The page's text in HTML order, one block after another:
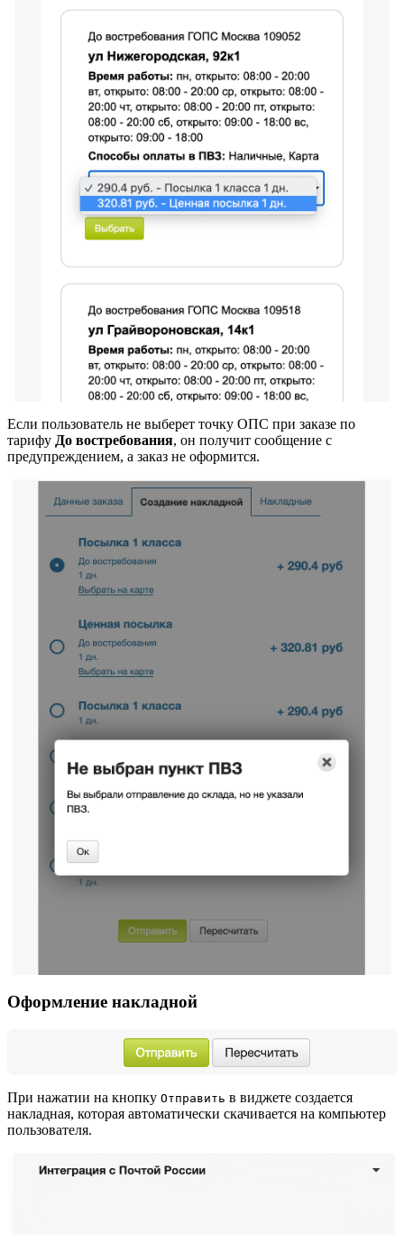
Если пользователь не выберет точку ОПС при заказе по
тарифу До востребования, он получит сообщение с
предупреждением, а заказ не оформится.
Оформление накладной
При нажатии на кнопку Отправить в виджете создается
накладная, которая автоматически скачивается на компьютер
пользователя.